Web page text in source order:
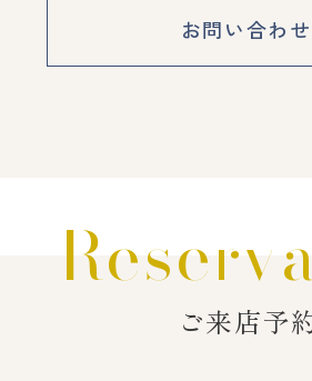
お問い合わせ
ご来店予